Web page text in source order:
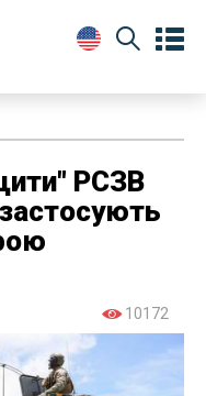
РСЗВ
застосують
10172